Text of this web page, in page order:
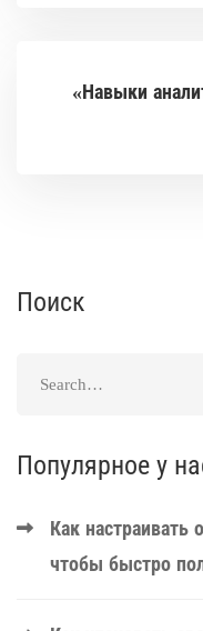
«Навыки
Поиск
Популярное у
Как настраивать
чтобы быстро